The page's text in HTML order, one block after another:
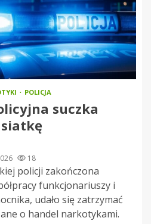
POLICJA
suczka
18
policji zakończona
funkcjonariuszy i
udało się zatrzymać
o handel narkotykami.